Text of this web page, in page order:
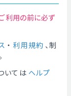
利用の前に必ず
・ 利用規約 、制
いては ヘルプ